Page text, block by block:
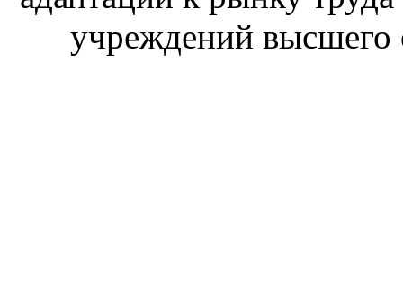
учреждений